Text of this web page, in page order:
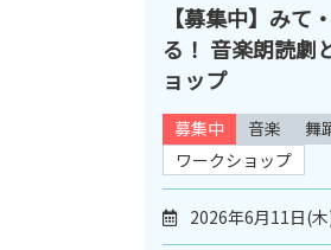
【募集中】みて
る！ 音楽朗読劇
ョップ
募集中 音楽 舞
ワークショップ
2026年6月11日(